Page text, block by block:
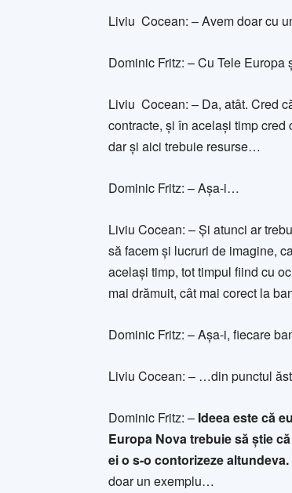
Liviu Cocean: – Avem doar cu
Dominic Fritz: – Cu Tele
Liviu Cocean: – Da, atât. Cred
contracte, și în același timp cred
dar și aici trebuie resurse…
Dominic Fritz: – Așa-i…
Liviu Cocean: – Și atunci ar
să facem și lucruri de imagine,
același timp, tot timpul fiind cu
mai drămuit, cât mai corect la
Dominic Fritz: – Așa-i, fiecare
Liviu Cocean: – …din punctul
Dominic Fritz: – Ideea este că
Europa Nova trebuie să știe
ei o s-o contorizeze altundeva.
doar un exemplu…